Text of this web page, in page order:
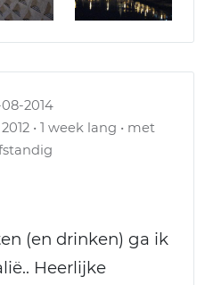
08-2014
• 1 week lang • met
(en drinken) ga ik
Heerlijke